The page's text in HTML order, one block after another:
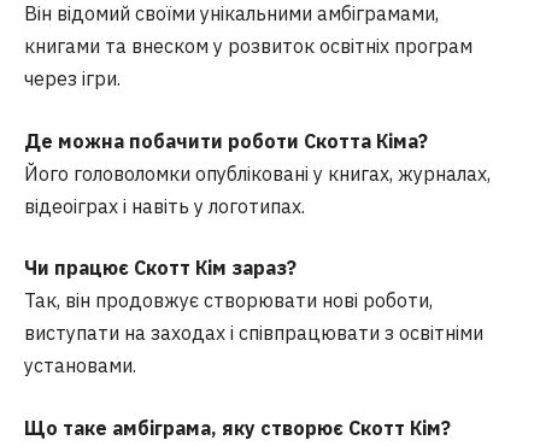
Він відомий своїми унікальними амбіграмами,
книгами та внеском у розвиток освітніх програм
через ігри.
Де можна побачити роботи Скотта Кіма?
Його головоломки опубліковані у книгах, журналах,
відеоіграх і навіть у логотипах.
Чи працює Скотт Кім зараз?
Так, він продовжує створювати нові роботи,
виступати на заходах і співпрацювати з освітніми
установами.
Що таке амбіграма, яку створює Скотт Кім?